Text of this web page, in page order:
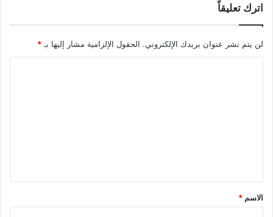
اترك تعليقاً
لن يتم نشر عنوان بريدك الإلكتروني. الحقول الإلزامية مشار إليها بـ*
*
الاسم *